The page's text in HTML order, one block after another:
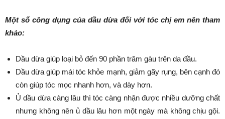
Một số công dụng của dầu dừa đối với tóc chị em nên tham
khảo:
Dầu dừa giúp loại bỏ đến 90 phần trăm gàu trên da đầu.
Dầu dừa giúp mái tóc khỏe mạnh, giảm gãy rụng, bên cạnh đó
còn giúp tóc mọc nhanh hơn, và dày hơn.
Ủ dầu dừa càng lâu thì tóc càng nhận được nhiều dưỡng chất
nhưng không nên ủ dầu lâu hơn một ngày mà không chịu gội.